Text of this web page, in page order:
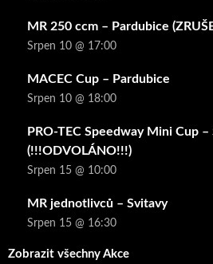
MR 250 ccm – Pardubice
Srpen 10 @ 17:00
MACEC Cup – Pardubice
Srpen 10 @ 18:00
PRO-TEC Speedway Mini Cup –
(!!!ODVOLÁNO!!!)
Srpen 15 @ 10:00
MR jednotlivců – Svitavy
Srpen 15 @ 16:30
Zobrazit všechny Akce